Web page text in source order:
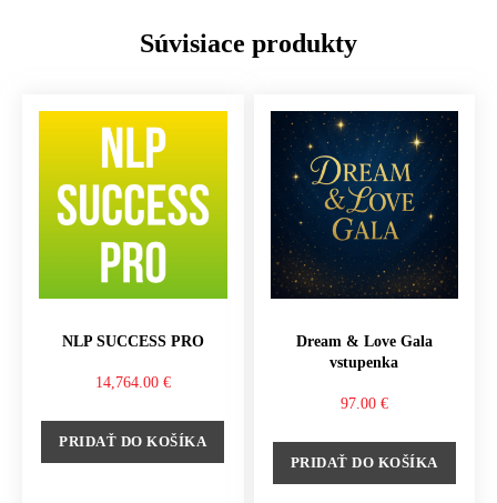
Súvisiace produkty
NLP SUCCESS PRO
14,764.00 €
PRIDAŤ DO KOŠÍKA
Dream & Love Gala
vstupenka
97.00 €
PRIDAŤ DO KOŠÍKA